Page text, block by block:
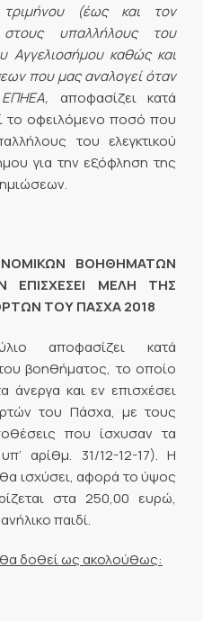
(έως και τον
υπαλλήλους του
Αγγελιοσήμου καθώς και
που μας αναλογεί όταν
, αποφασίζει κατά
το οφειλόμενο ποσό που
του ελεγκτικού
για την εξόφληση της
ΒΟΗΘΗΜΑΤΩΝ
ΕΠΙΣΧΕΣΕΙ ΜΕΛΗ ΤΗΣ
ΤΟΥ ΠΑΣΧΑ 2018
αποφασίζει κατά
βοηθήματος, το οποίο
άνεργα και εν επισχέσει
του Πάσχα, με τους
που ίσχυσαν τα
αρίθμ. 31/12-12-17). Η
ισχύσει, αφορά το ύψος
στα 250,00 ευρώ,
παιδί.
δοθεί ως ακολούθως: